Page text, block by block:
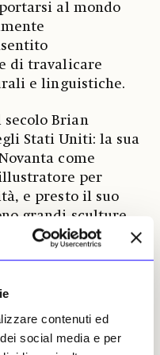
contenuti ed
social media e per
al mondo
di travalicare
e linguistiche.
secolo Brian
Stati Uniti: la sua
come
per
e presto il suo
grandi sculture
in bronzo, legno
noti, come
Michelin, o
o i personaggi di
marcato innesto